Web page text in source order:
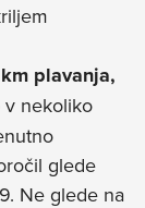
plavanja,
v nekoliko
glede
Ne glede na